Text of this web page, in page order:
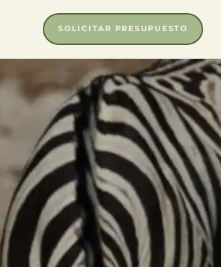
SOLICITAR PRESUPUESTO